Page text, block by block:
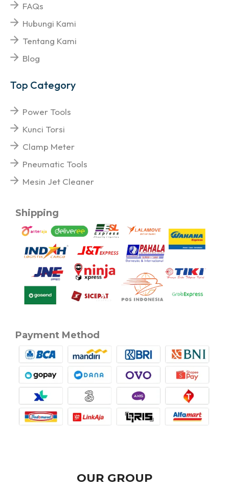
FAQs
Hubungi Kami
Tentang Kami
Blog
Top Category
Power Tools
Kunci Torsi
Clamp Meter
Pneumatic Tools
Mesin Jet Cleaner
Shipping
Payment Method
OUR GROUP